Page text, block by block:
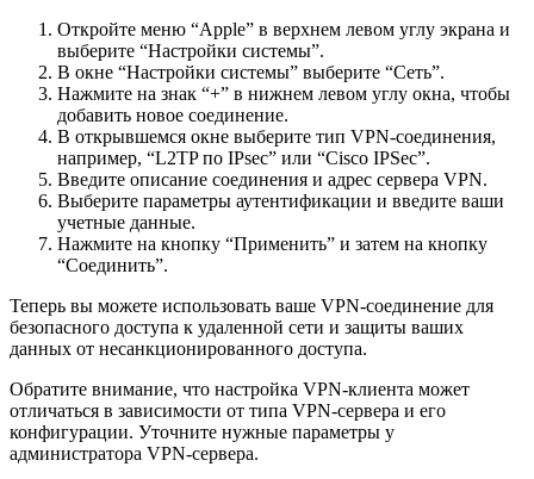
Откройте меню “Apple” в верхнем левом углу экрана и
выберите “Настройки системы”.
В окне “Настройки системы” выберите “Сеть”.
Нажмите на знак “+” в нижнем левом углу окна, чтобы
добавить новое соединение.
В открывшемся окне выберите тип VPN-соединения,
например, “L2TP по IPsec” или “Cisco IPSec”.
Введите описание соединения и адрес сервера VPN.
Выберите параметры аутентификации и введите ваши
учетные данные.
Нажмите на кнопку “Применить” и затем на кнопку
“Соединить”.
Теперь вы можете использовать ваше VPN-соединение для
безопасного доступа к удаленной сети и защиты ваших
данных от несанкционированного доступа.
Обратите внимание, что настройка VPN-клиента может
отличаться в зависимости от типа VPN-сервера и его
конфигурации. Уточните нужные параметры у
администратора VPN-сервера.